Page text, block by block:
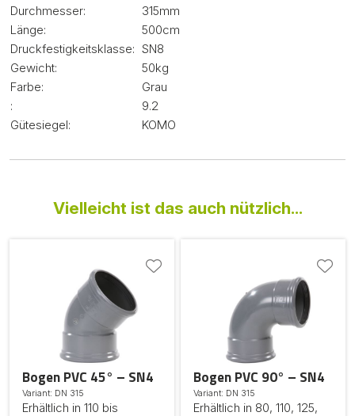
Durchmesser:
315mm
Länge:
500cm
Druckfestigkeitsklasse: SN8
Gewicht:
50kg
Farbe:
Grau
:
9.2
Gütesiegel:
KOMO
Vielleicht ist das auch nützlich...
Bogen PVC 45° – SN4
Variant: DN 315
Erhältlich in 110 bis
Bogen PVC 90° – SN4
Variant: DN 315
Erhältlich in 80, 110, 125,